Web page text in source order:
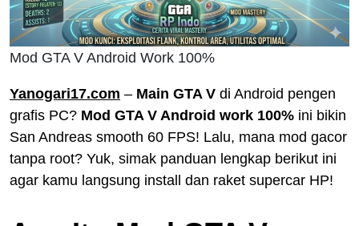
Mod GTA V Android Work 100%
Yanogari17.com – Main GTA V di Android pengen
grafis PC? Mod GTA V Android work 100% ini bikin
San Andreas smooth 60 FPS! Lalu, mana mod gacor
tanpa root? Yuk, simak panduan lengkap berikut ini
agar kamu langsung install dan raket supercar HP!